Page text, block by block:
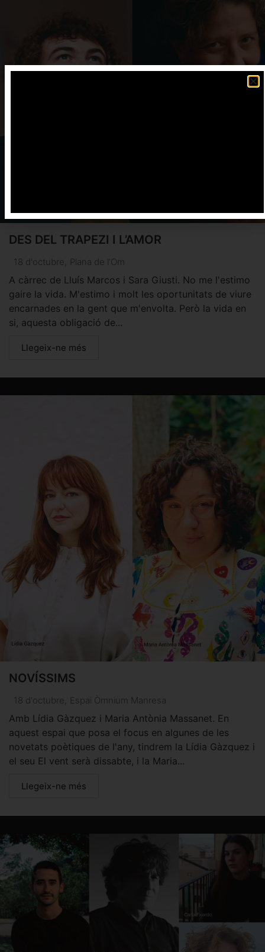
DES DEL TRAPEZI I L’AMOR
18 d'octubre Plana de l’Om
A càrrec de Lluís Marcos i Sara Giusti. No me l'estimo
gaire la vida. M'estimo i molt les oportunitats de viure
encarnades en la gent que m'envolta. Però la vida en
si, aquesta obligació de...
Llegeix-ne més
NOVÍSSIMS
18 d'octubre Espai Òmnium Manresa
Amb Lídia Gàzquez i Maria Antònia Massanet. En
aquest espai que posa el focus en algunes de les
novetats poètiques de l'any, tindrem la Lídia Gàzquez i
el seu El vent serà dissabte, i la Maria...
Llegeix-ne més